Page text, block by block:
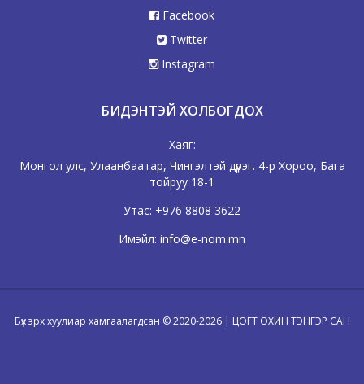
Facebook
Twitter
Instagram
БИДЭНТЭЙ ХОЛБОГДОХ
Хаяг:
Монгол улс, Улаанбаатар, Чингэлтэй дүүрэг. 4-р Хороо, Бага
тойруу 18-1
Утас: +976 8808 3622
Имэйл: info@e-nom.mn
Бүх эрх хуулиар хамгаалагдсан © 2020-2026 | ЦОГТ ОХИН ТЭНГЭР САН